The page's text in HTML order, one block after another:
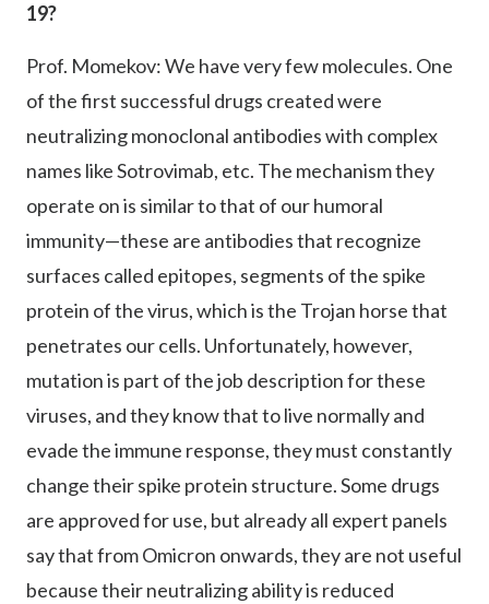
19?
Prof. Momekov: We have very few molecules. One
of the first successful drugs created were
neutralizing monoclonal antibodies with complex
names like Sotrovimab, etc. The mechanism they
operate on is similar to that of our humoral
immunity—these are antibodies that recognize
surfaces called epitopes, segments of the spike
protein of the virus, which is the Trojan horse that
penetrates our cells. Unfortunately, however,
mutation is part of the job description for these
viruses, and they know that to live normally and
evade the immune response, they must constantly
change their spike protein structure. Some drugs
are approved for use, but already all expert panels
say that from Omicron onwards, they are not useful
because their neutralizing ability is reduced